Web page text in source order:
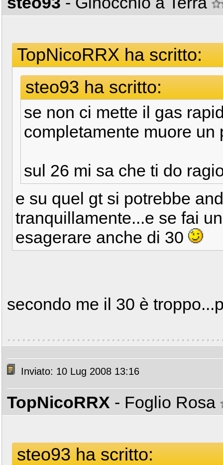
TopNicoRRX ha scritto:
steo93 ha scritto:
se non ci mette il gas
completamente muore un
sul 26 mi sa che ti do
e su quel gt si potrebbe
tranquillamente...e se fai
esagerare anche di 30
secondo me il 30 è
Inviato: 10 Lug 2008 13:16
TopNicoRRX - Foglio Rosa
steo93 ha scritto: